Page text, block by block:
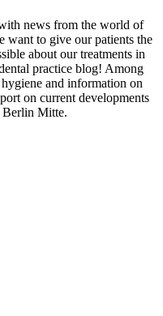
news from the world of
want to give our patients the
about our treatments in
practice blog! Among
and information on
on current developments
Mitte.